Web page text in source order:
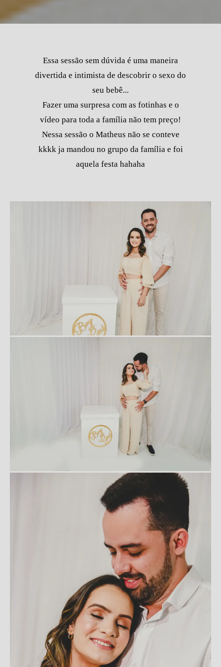
Essa sessão sem dúvida é uma maneira
divertida e intimista de descobrir o sexo do
seu bebê...
Fazer uma surpresa com as fotinhas e o
vídeo para toda a família não tem preço!
Nessa sessão o Matheus não se conteve
kkkk ja mandou no grupo da família e foi
aquela festa hahaha